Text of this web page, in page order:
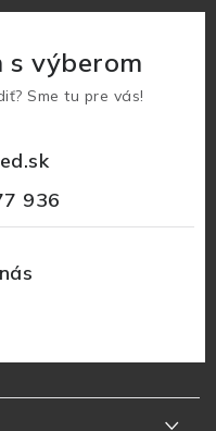
s výberom
Sme tu pre vás!
936